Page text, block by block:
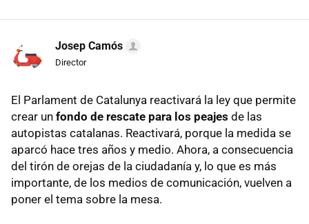
Josep Camós
Director
El Parlament de Catalunya reactivará la ley que permite
crear un fondo de rescate para los peajes de las
autopistas catalanas. Reactivará, porque la medida se
aparcó hace tres años y medio. Ahora, a consecuencia
del tirón de orejas de la ciudadanía y, lo que es más
importante, de los medios de comunicación, vuelven a
poner el tema sobre la mesa.